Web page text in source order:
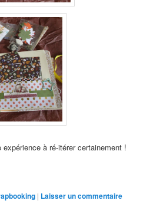
à ré-itérer certainement !
| Laisser un commentaire